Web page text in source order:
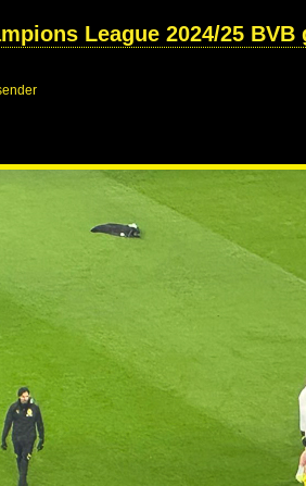
League 2024/25 BVB